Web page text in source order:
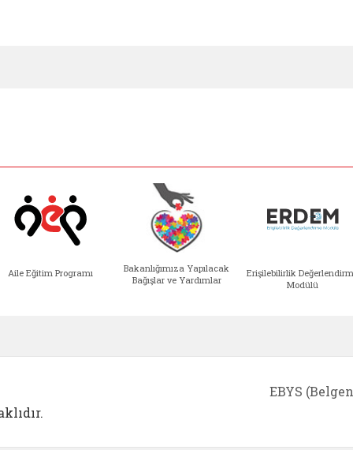
Aile Eğitim Programı
Bakanlığımıza Yapılacak
Bağışlar ve Yardımlar
Erişilebilirlik
Modülü
EBYS